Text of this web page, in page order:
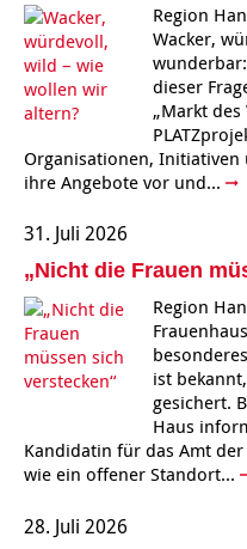
Region
Wacker,
dieser
„Markt des
Organisationen,
ihre Angebote vor und...
31. Juli 2026
„Nicht die Frauen
Region
ist
gesichert.
Haus
Kandidatin für das Amt
wie ein offener Standort...
28. Juli 2026